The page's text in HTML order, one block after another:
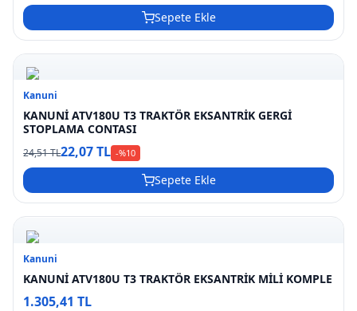
Sepete Ekle
Kanuni
KANUNİ ATV180U T3 TRAKTÖR EKSANTRİK GERGİ
STOPLAMA CONTASI
24,51 TL22,07 TL -%10
Sepete Ekle
Kanuni
KANUNİ ATV180U T3 TRAKTÖR EKSANTRİK MİLİ KOMPLE
1.305,41 TL